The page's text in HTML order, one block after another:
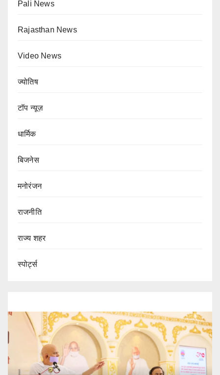
Pali News
Rajasthan News
Video News
ज्योतिष
टॉप न्यूज़
धार्मिक
बिजनेस
मनोरंजन
राजनीति
राज्य शहर
स्पोर्ट्स